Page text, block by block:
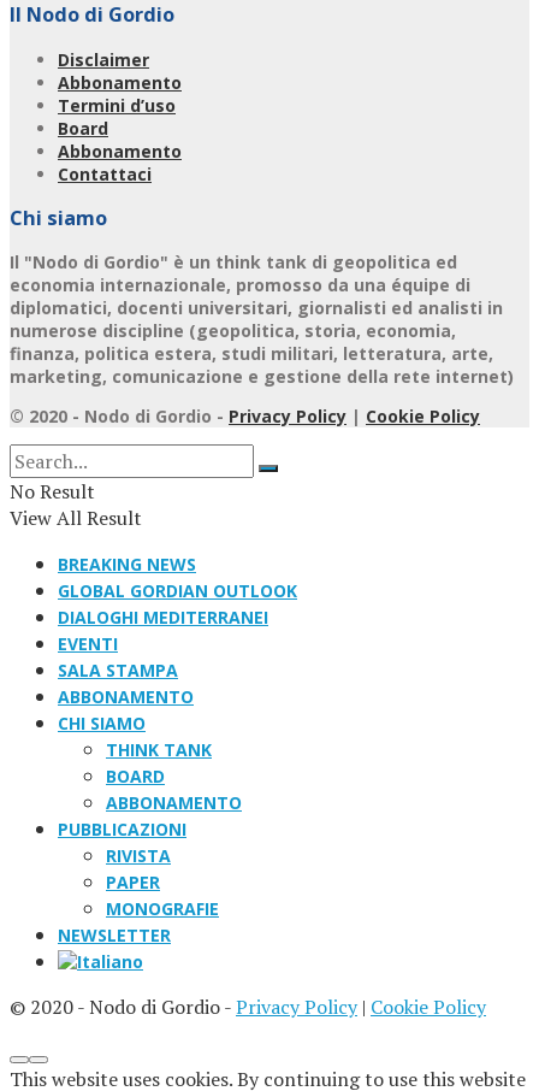
Il Nodo di Gordio
Disclaimer
Abbonamento
Termini d’uso
Board
Abbonamento
Contattaci
Chi siamo
Il "Nodo di Gordio" è un think tank di geopolitica ed
economia internazionale, promosso da una équipe di
diplomatici, docenti universitari, giornalisti ed analisti in
numerose discipline (geopolitica, storia, economia,
finanza, politica estera, studi militari, letteratura, arte,
marketing, comunicazione e gestione della rete internet)
© 2020 - Nodo di Gordio - Privacy Policy | Cookie Policy
No Result
View All Result
BREAKING NEWS
GLOBAL GORDIAN OUTLOOK
DIALOGHI MEDITERRANEI
EVENTI
SALA STAMPA
ABBONAMENTO
CHI SIAMO
THINK TANK
BOARD
ABBONAMENTO
PUBBLICAZIONI
RIVISTA
PAPER
MONOGRAFIE
NEWSLETTER
© 2020 - Nodo di Gordio -Privacy Policy| Cookie Policy
This website uses cookies. By continuing to use this website